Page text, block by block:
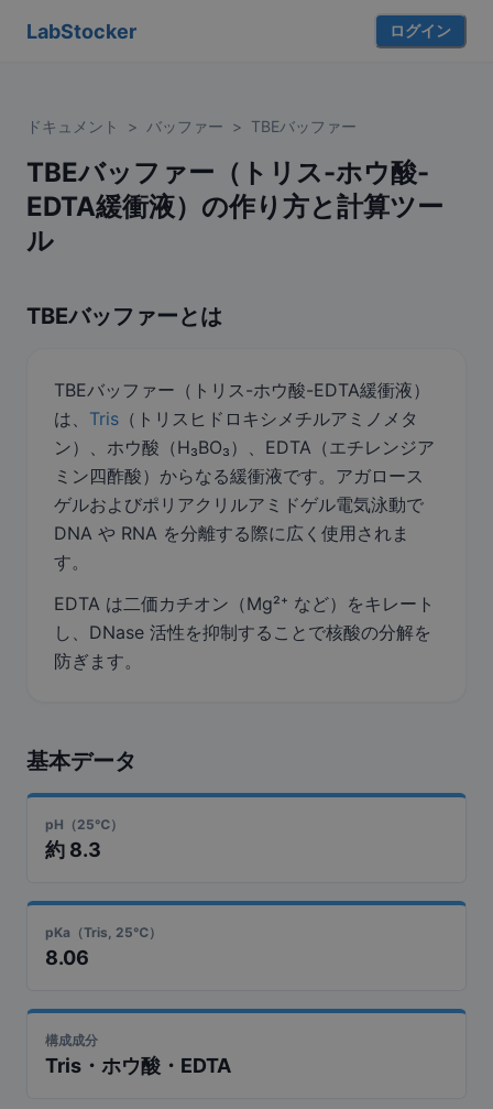
LabStocker ログイン
ドキュメント > バッファー > TBEバッファー
TBEバッファー（トリス-ホウ酸-
EDTA緩衝液）の作り方と計算ツー
ル
TBEバッファーとは
TBEバッファー（トリス-ホウ酸-EDTA緩衝液）
は、 Tris （トリスヒドロキシメチルアミノメタ
ン）、ホウ酸（H₃BO₃）、EDTA（エチレンジア
ミン四酢酸）からなる緩衝液です。アガロース
ゲルおよびポリアクリルアミドゲル電気泳動で
DNA や RNA を分離する際に広く使用されま
す。
EDTA は二価カチオン（Mg²⁺ など）をキレート
し、DNase 活性を抑制することで核酸の分解を
防ぎます。
基本データ
pH（25℃）
約 8.3
pKa（Tris, 25℃）
8.06
構成成分
Tris・ホウ酸・EDTA